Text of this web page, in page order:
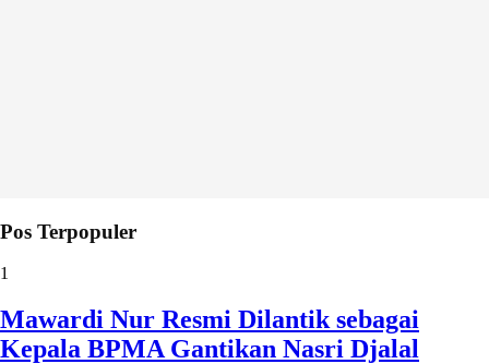
Pos Terpopuler
1
Mawardi Nur Resmi Dilantik sebagai
Kepala BPMA Gantikan Nasri Djalal